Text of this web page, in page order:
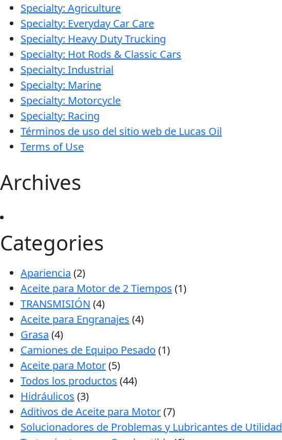
Specialty: Agriculture
Specialty: Everyday Car Care
Specialty: Heavy Duty Trucking
Specialty: Hot Rods & Classic Cars
Specialty: Industrial
Specialty: Marine
Specialty: Motorcycle
Specialty: Racing
Términos de uso del sitio web de Lucas Oil
Terms of Use
Archives
Categories
Apariencia (2)
Aceite para Motor de 2 Tiempos (1)
TRANSMISIÓN (4)
Aceite para Engranajes (4)
Grasa (4)
Camiones de Equipo Pesado (1)
Aceite para Motor(5)
Todos los productos (44)
Hidráulicos (3)
Aditivos de Aceite para Motor(7)
Solucionadores de Problemas y Lubricantes de Utilidad